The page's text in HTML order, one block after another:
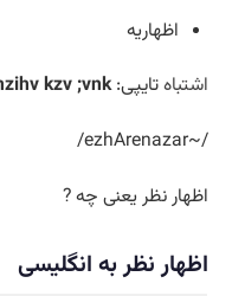
اظهاريه
اشتباهتایپی:kzv ;vnk
/~ezhArenazar/
اظهار نظر یعنی چه ?
اظهار نظر به انگلیسی